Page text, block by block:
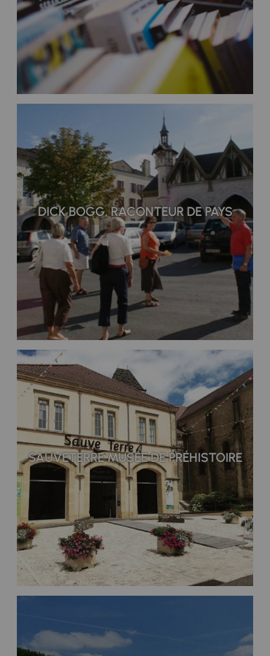
DICK BOGG, RACONTEUR DE PAYS
SAUVETERRE MUSÉE DE PRÉHISTOIRE